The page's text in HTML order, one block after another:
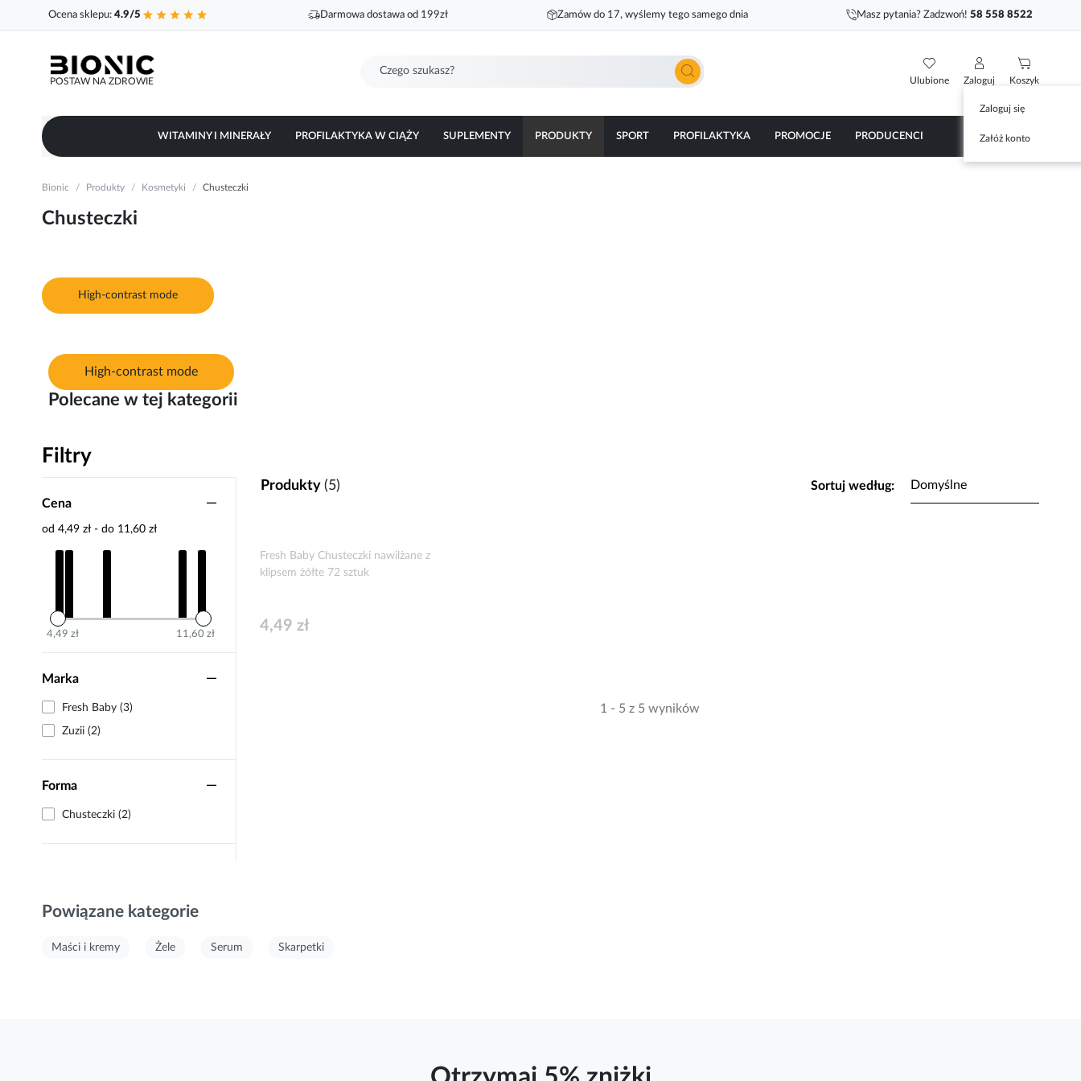
Ocena sklepu: 4.9/5 Darmowa dostawa od 199zł Zamów do 17, wyślemy tego samego dnia Masz pytania? Zadzwoń! 58 558 8522
POSTAW NA ZDROWIE
Szukaj
Ulubione
Zaloguj
Zaloguj się
Załóż konto
Koszyk
WITAMINY I MINERAŁY PROFILAKTYKA W CIĄŻY SUPLEMENTY PRODUKTY SPORT PROFILAKTYKA PROMOCJE PRODUCENCI
Bionic Produkty Kosmetyki Chusteczki
Chusteczki
High-contrast mode
High-contrast mode
Polecane w tej kategorii
Filtry
Cena
od 4,49 zł - do 11,60 zł
4,49 zł 11,60 zł
Marka
Fresh Baby (3)
Zuzii (2)
Forma
Chusteczki (2)
Sortuj według:
Produkty (5)
Fresh Baby Chusteczki nawilżane z
klipsem żółte 72 sztuk
4,49 zł
1 - 5 z 5 wyników
Powiązane kategorie
Maści i kremy Żele Serum Skarpetki